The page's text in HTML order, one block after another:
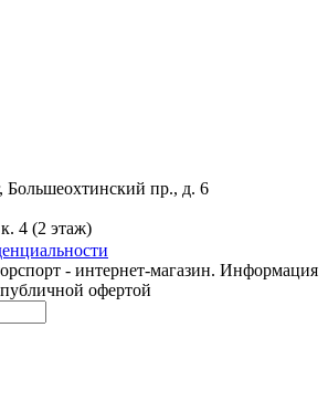
Большеохтинский пр., д. 6
4 (2 этаж)
- интернет-магазин. Информация
публичной офертой